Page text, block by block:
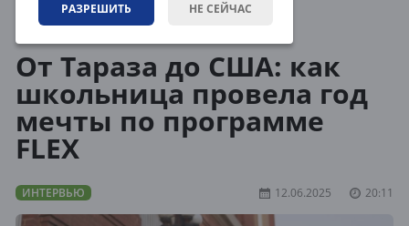
РАЗРЕШИТЬ НЕ СЕЙЧАС
От Тараза до США: как
школьница провела год
мечты по программе
FLEX
ИНТЕРВЬЮ 12.06.2025 20:11